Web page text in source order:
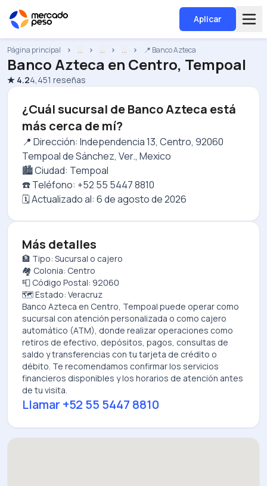
Aplicar
Página principal ... ... ... 📍 Banco Azteca
Banco Azteca en Centro, Tempoal
★ 4.24,451 reseñas
¿Cuál sucursal de Banco Azteca está
más cerca de mí?
📍 Dirección: Independencia 13, Centro, 92060
Tempoal de Sánchez, Ver., Mexico
🏙️ Ciudad: Tempoal
☎️ Teléfono: +52 55 5447 8810
🗓️ Actualizado al: 6 de agosto de 2026
Más detalles
🏦 Tipo: Sucursal o cajero
🏘️ Colonia: Centro
📮 Código Postal: 92060
🗺️ Estado: Veracruz
Banco Azteca en Centro, Tempoal puede operar como
sucursal con atención personalizada o como cajero
automático (ATM), donde realizar operaciones como
retiros de efectivo, depósitos, pagos, consultas de
saldo y transferencias con tu tarjeta de crédito o
débito. Te recomendamos confirmar los servicios
financieros disponibles y los horarios de atención antes
de tu visita.
Llamar +52 55 5447 8810